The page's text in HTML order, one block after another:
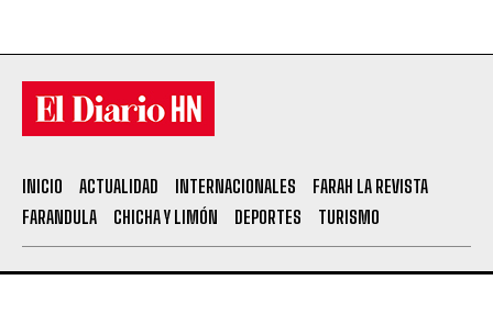
INICIO ACTUALIDAD INTERNACIONALES
FARAH LA REVISTA
FARANDULA
CHICHA Y LIMÓN DEPORTES TURISMO